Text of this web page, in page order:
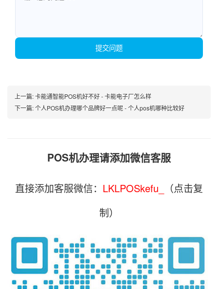
提交问题
上一篇:卡能通智能POS机好不好 - 卡能电子厂怎么样
下一篇:个人POS机办理哪个品牌好一点呢 - 个人pos机哪种比较好
POS机办理请添加微信客服
直接添加客服微信： LKLPOSkefu_
（点击复
制）